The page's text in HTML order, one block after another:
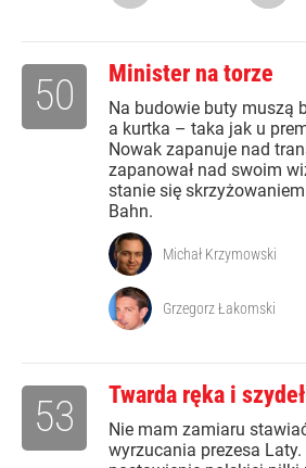
Minister na torze
Na budowie buty muszą
a kurtka – taka jak u
Nowak zapanuje nad
zapanował nad swoim
stanie się
Bahn.
50
Michał Krzymowski
Grzegorz Łakomski
Twarda ręka i
Nie mam zamiaru
wyrzucania prezesa
53